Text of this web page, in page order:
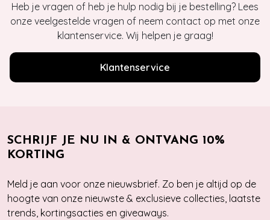
Heb je vragen of heb je hulp nodig bij je bestelling? Lees
onze veelgestelde vragen of neem contact op met onze
klantenservice. Wij helpen je graag!
Klantenservice
SCHRIJF JE NU IN & ONTVANG 10%
KORTING
Meld je aan voor onze nieuwsbrief. Zo ben je altijd op de
hoogte van onze nieuwste & exclusieve collecties, laatste
trends, kortingsacties en giveaways.